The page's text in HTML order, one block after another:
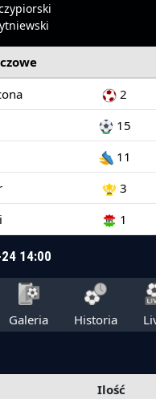
2
15
11
3
1
14:00
Galeria Historia
Ilość